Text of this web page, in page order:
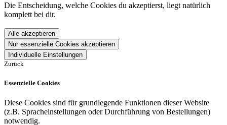
Die Entscheidung, welche Cookies du akzeptierst, liegt natürlich
komplett bei dir.
Alle akzeptieren
Nur essenzielle Cookies akzeptieren
Individuelle Einstellungen
Zurück
Essenzielle Cookies
Diese Cookies sind für grundlegende Funktionen dieser Website
(z.B. Spracheinstellungen oder Durchführung von Bestellungen)
notwendig.